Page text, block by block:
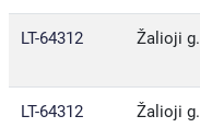
LT-64312 Žalioji g.
LT-64312 Žalioji g.